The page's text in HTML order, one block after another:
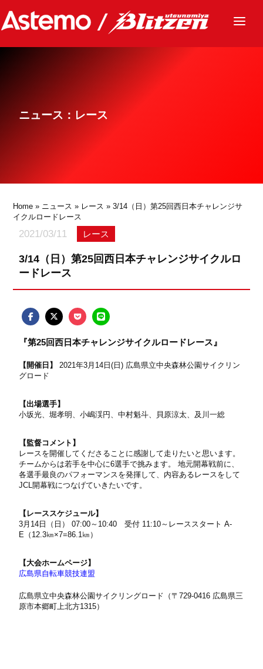
ニュース
グッズ
ニュース：レース
Home » ニュース » レース » 3/14（日）第25回西日本チャレンジサ
イクルロードレース
2021/03/11 レース
3/14（日）第25回西日本チャレンジサイクルロ
ードレース
『第25回西日本チャレンジサイクルロードレース』
【開催日】
2021年3月14日(日) 広島県立中央森林公園サイクリン
グロード
【出場選手】
小坂光、堀孝明、小嶋渓円、中村魁斗、貝原涼太、及川一総
【監督コメント】
レースを開催してくださることに感謝して走りたいと思います。
チームからは若手を中心に6選手で挑みます。 地元開幕戦前に、
各選手最良のパフォーマンスを発揮して、内容あるレースをして
JCL開幕戦につなげていきたいです。
【レーススケジュール】
3月14日（日） 07:00～10:40 受付 11:10～レーススタート A-
E（12.3㎞×7=86.1㎞）
【大会ホームページ】
広島県自転車競技連盟
広島県立中央森林公園サイクリングロード（〒729-0416 広島県三
原市本郷町上北方1315）